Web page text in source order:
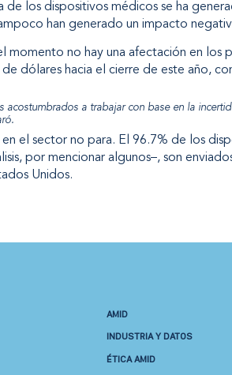
de los dispositivos médicos se ha
han generado un impacto
no hay una afectación en los
dólares hacia el cierre de este año,
acostumbrados a trabajar con base en la
el sector no para. El 96.7% de los
por mencionar algunos–, son
Unidos.
AMID
INDUSTRIA Y DATOS
ÉTICA AMID